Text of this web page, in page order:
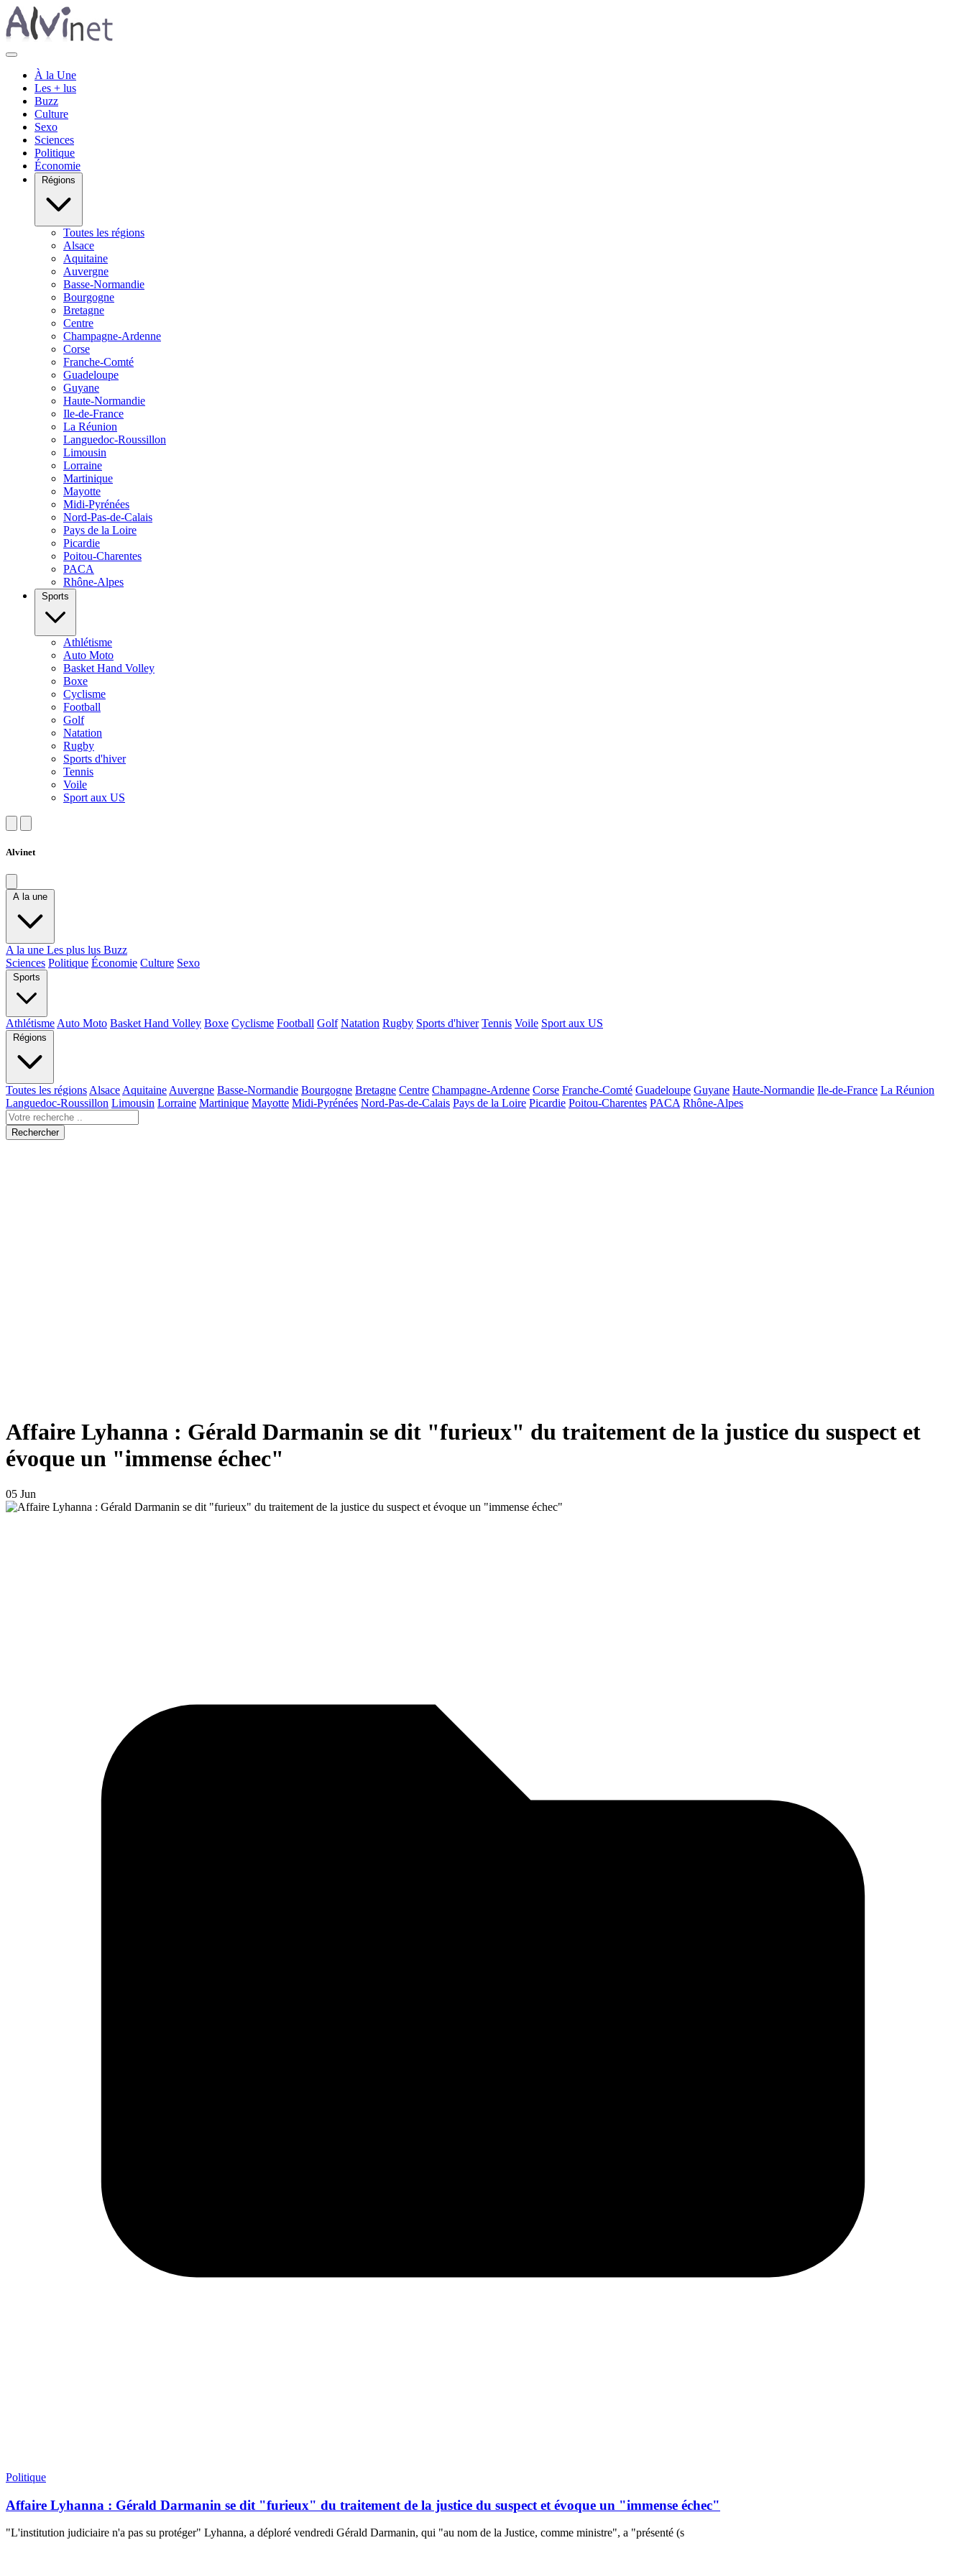
À la Une
Les + lus
Buzz
Culture
Sexo
Sciences
Politique
Économie
Régions
Toutes les régions
Alsace
Aquitaine
Auvergne
Basse-Normandie
Bourgogne
Bretagne
Centre
Champagne-Ardenne
Corse
Franche-Comté
Guadeloupe
Guyane
Haute-Normandie
Ile-de-France
La Réunion
Languedoc-Roussillon
Limousin
Lorraine
Martinique
Mayotte
Midi-Pyrénées
Nord-Pas-de-Calais
Pays de la Loire
Picardie
Poitou-Charentes
PACA
Rhône-Alpes
Sports
Athlétisme
Auto Moto
Basket Hand Volley
Boxe
Cyclisme
Football
Golf
Natation
Rugby
Sports d'hiver
Tennis
Voile
Sport aux US
Alvinet
A la une
A la une Les plus lus Buzz
Sciences Politique Économie Culture Sexo
Sports
Athlétisme Auto Moto Basket Hand Volley Boxe Cyclisme Football Golf Natation Rugby Sports d'hiver Tennis Voile Sport aux US
Régions
Toutes les régions Alsace Aquitaine Auvergne Basse-Normandie Bourgogne Bretagne Centre Champagne-Ardenne Corse Franche-Comté Guadeloupe Guyane Haute-Normandie Ile-de-France La Réunion
Languedoc-Roussillon Limousin Lorraine Martinique Mayotte Midi-Pyrénées Nord-Pas-de-Calais Pays de la Loire Picardie Poitou-Charentes PACA Rhône-Alpes
Rechercher
Affaire Lyhanna : Gérald Darmanin se dit "furieux" du traitement de la justice du suspect et
évoque un "immense échec"
05 Jun
Politique
Affaire Lyhanna : Gérald Darmanin se dit "furieux" du traitement de la justice du suspect et évoque un "immense échec"
"L'institution judiciaire n'a pas su protéger" Lyhanna, a déploré vendredi Gérald Darmanin, qui "au nom de la Justice, comme ministre", a "présenté (s